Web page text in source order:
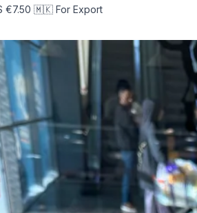
€7.50 🇲🇰 For Export